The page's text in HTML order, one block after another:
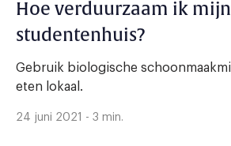
Hoe verduurzaam ik mijn
studentenhuis?
Gebruik biologische
eten lokaal.
24 juni 2021 - 3 min.